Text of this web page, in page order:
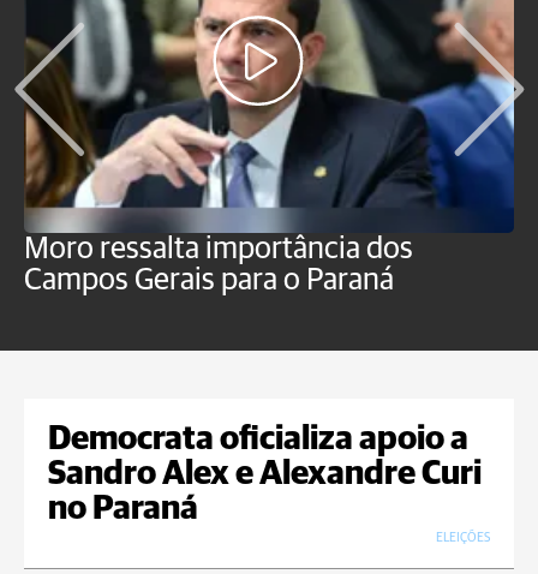
Moro ressalta importância dos
Campos Gerais para o Paraná
Democrata oficializa apoio a
Sandro Alex e Alexandre Curi
no Paraná
ELEIÇÕES